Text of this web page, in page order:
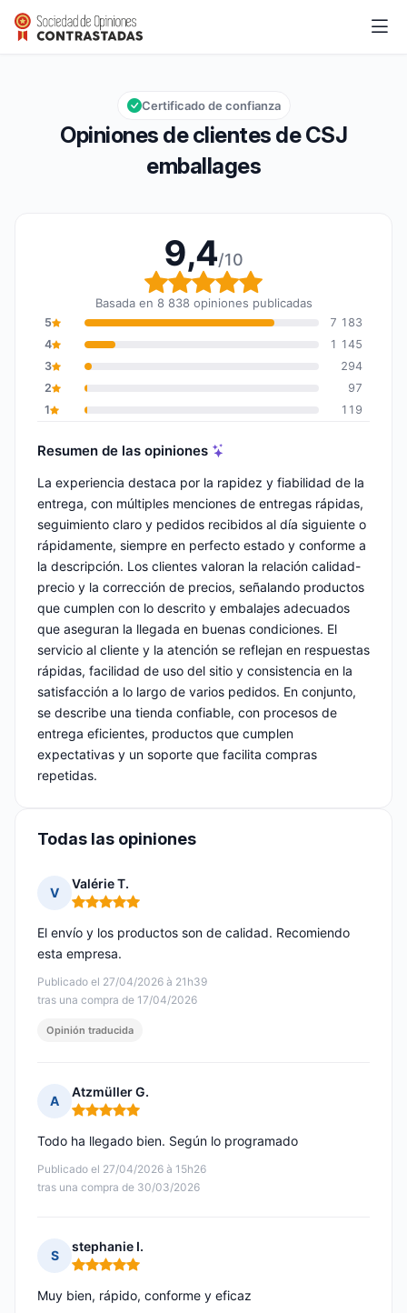
CSJ emballages
Calificación global: 9,4 de 10
9,4/10
Opiniones de clientes de CSJ
emballages
Certificado de confianza
9,4/10
Calificación global: 9,4
Basada en 8 838 opiniones publicadas
5
7 183
4
1 145
3
294
2
97
1
119
Resumen de las opiniones
La experiencia destaca por la rapidez y fiabilidad de la
entrega, con múltiples menciones de entregas rápidas,
seguimiento claro y pedidos recibidos al día siguiente o
rápidamente, siempre en perfecto estado y conforme a
la descripción. Los clientes valoran la relación calidad-
precio y la corrección de precios, señalando productos
que cumplen con lo descrito y embalajes adecuados
que aseguran la llegada en buenas condiciones. El
servicio al cliente y la atención se reflejan en respuestas
rápidas, facilidad de uso del sitio y consistencia en la
satisfacción a lo largo de varios pedidos. En conjunto,
se describe una tienda confiable, con procesos de
entrega eficientes, productos que cumplen
expectativas y un soporte que facilita compras
repetidas.
Todas las opiniones
V
Valérie T.
Nota: 5 de 5
Publicado el 27/04/2026 à 21h39
tras una compra de 17/04/2026
El envío y los productos son de calidad. Recomiendo
esta empresa.
Opinión traducida
A
Atzmüller G.
Nota: 5 de 5
Publicado el 27/04/2026 à 15h26
tras una compra de 30/03/2026
Todo ha llegado bien. Según lo programado
S
stephanie I.
Nota: 5 de 5
Muy bien, rápido, conforme y eficaz